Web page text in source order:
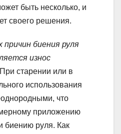
быть несколько, и
своего решения.
причин биения руля
износ
При старении или в
использования
что
приложению
биению руля. Как